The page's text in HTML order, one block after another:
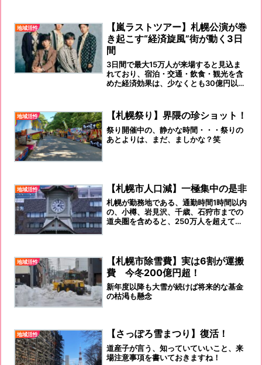
地域活性
【嵐ラストツアー】札幌公演が巻
き起こす“経済旋風”街が動く3日
間
3日間で最大15万人が来場すると見込ま
れており、宿泊・交通・飲食・観光を含
めた経済効果は、少なくとも30億円以上
地域活性 【札幌祭り】界隈の珍ショット！
祭り開催中の、静かな時間・・・祭りの
あとよりは、まだ、ましかな？笑
地域活性 【札幌市人口減】一極集中の是非
札幌が勤務地である、通勤時間1時間以内
の、小樽、岩見沢、千歳、石狩市までの
道央圏を含めると、250万人を超えて、
地域活性
【札幌市除雪費】実は6割が運搬
費 今冬200億円超！
新年度以降も大雪が続けば将来的な基金
の枯渇も懸念
地域活性 【さっぽろ雪まつり】復活！
道産子が言う、知っていていいこと、来
場注意事項を書いておきますね！